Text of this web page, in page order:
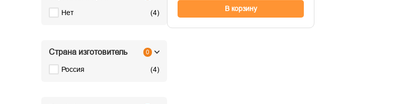
Нет (4)
Страна изготовитель 0
Россия (4)
В корзину